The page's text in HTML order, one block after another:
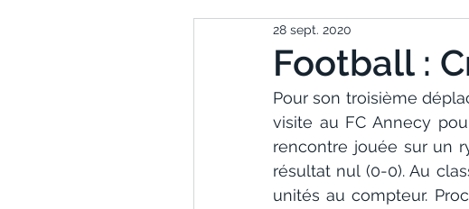
Football :
28 sept. 2020
Pour son troisième
visite au FC Annecy
rencontre jouée sur un
résultat nul (0-0). Au
unités au compteur.